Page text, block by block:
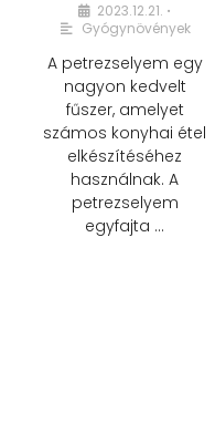
2023.12.21. •
Gyógynövények
A petrezselyem egy
nagyon kedvelt
fűszer, amelyet
számos konyhai étel
elkészítéséhez
használnak. A
petrezselyem
egyfajta …